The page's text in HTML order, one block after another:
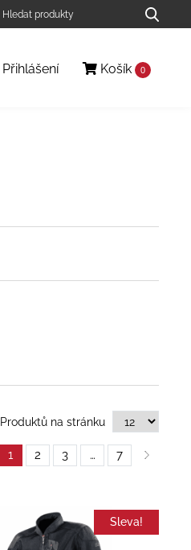
Přihlášení Košík 0
Produktů na stránku
1 2 3 … 7
Sleva!